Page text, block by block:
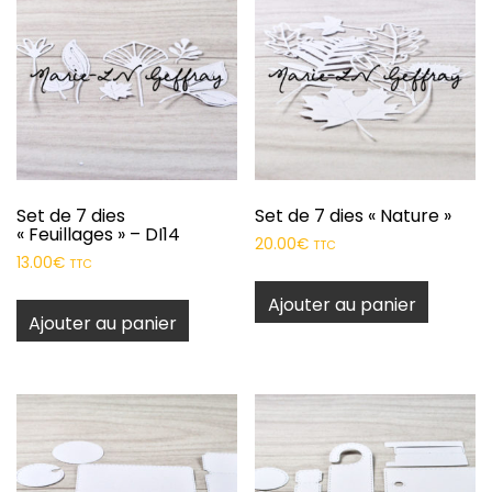
Set de 7 dies
« Feuillages » – DI14
13.00€ TTC
Ajouter au panier
Set de 7 dies « Nature »
20.00€ TTC
Ajouter au panier